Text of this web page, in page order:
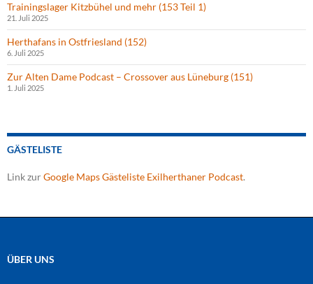
Trainingslager Kitzbühel und mehr (153 Teil 1)
21. Juli 2025
Herthafans in Ostfriesland (152)
6. Juli 2025
Zur Alten Dame Podcast – Crossover aus Lüneburg (151)
1. Juli 2025
GÄSTELISTE
Link zurGoogle Maps Gästeliste Exilherthaner Podcast.
ÜBER UNS